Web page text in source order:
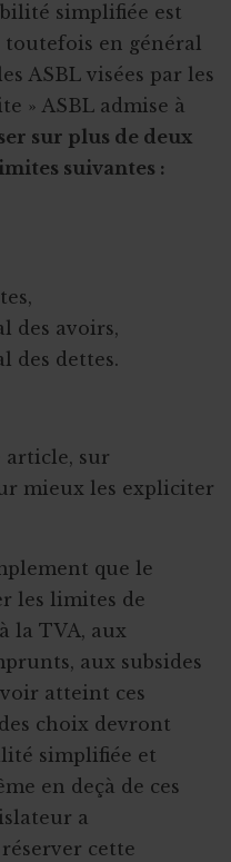
simplifiée est
en général
ASBL visées par les
» ASBL admise à
sur plus de deux
suivantes :
des avoirs,
des dettes.
article, sur
mieux les expliciter
que le
les limites de
la TVA, aux
aux subsides
atteint ces
choix devront
simplifiée et
en deçà de ces
a
cette